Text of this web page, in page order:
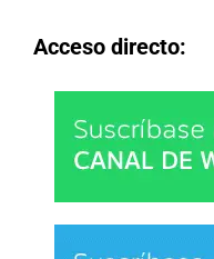
Acceso directo: